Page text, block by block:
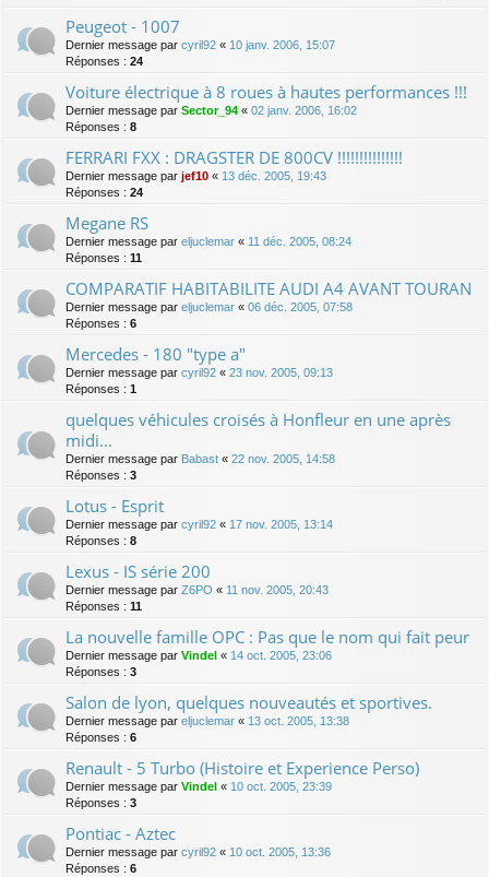
Peugeot - 1007
Dernier message par cyril92 « 10 janv. 2006, 15:07
Réponses : 24
Voiture électrique à 8 roues à hautes performances !!!
Dernier message par Sector_94 « 02 janv. 2006, 16:02
Réponses : 8
FERRARI FXX : DRAGSTER DE 800CV !!!!!!!!!!!!!!!
Dernier message par jef10 « 13 déc. 2005, 19:43
Réponses : 24
Megane RS
Dernier message par eljuclemar « 11 déc. 2005, 08:24
Réponses : 11
COMPARATIF HABITABILITE AUDI A4 AVANT TOURAN
Dernier message par eljuclemar « 06 déc. 2005, 07:58
Réponses : 6
Mercedes - 180 "type a"
Dernier message par cyril92 « 23 nov. 2005, 09:13
Réponses : 1
quelques véhicules croisés à Honfleur en une après
midi...
Dernier message par Babast « 22 nov. 2005, 14:58
Réponses : 3
Lotus - Esprit
Dernier message par cyril92 « 17 nov. 2005, 13:14
Réponses : 8
Lexus - IS série 200
Dernier message par Z6PO « 11 nov. 2005, 20:43
Réponses : 11
La nouvelle famille OPC : Pas que le nom qui fait peur
Dernier message par Vindel « 14 oct. 2005, 23:06
Réponses : 3
Salon de lyon, quelques nouveautés et sportives.
Dernier message par eljuclemar « 13 oct. 2005, 13:38
Réponses : 6
Renault - 5 Turbo (Histoire et Experience Perso)
Dernier message par Vindel « 10 oct. 2005, 23:39
Réponses : 3
Pontiac - Aztec
Dernier message par cyril92 « 10 oct. 2005, 13:36
Réponses : 6